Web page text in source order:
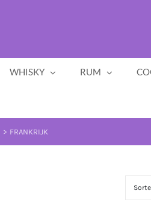
WHISKY RUM
FRANKRIJK